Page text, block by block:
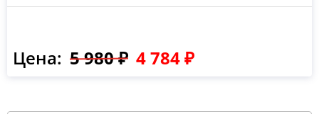
Цена: 5 980 ₽ 4 784 ₽